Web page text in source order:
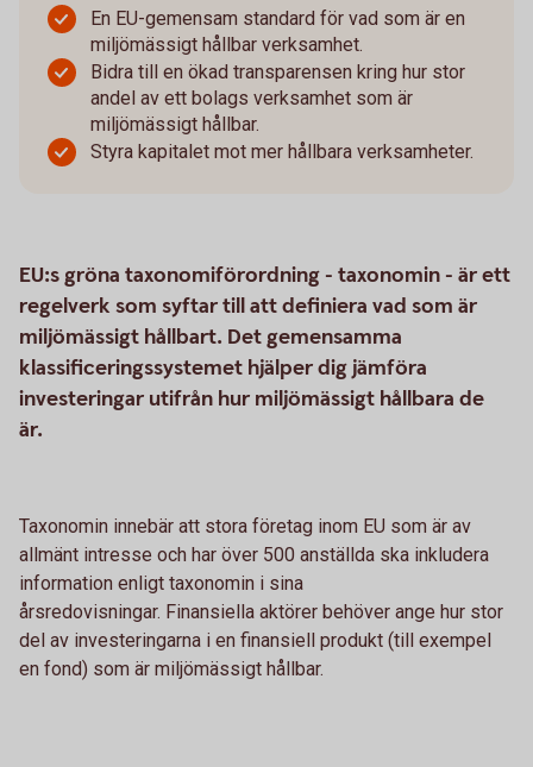
En EU-gemensam standard för vad som är en
miljömässigt hållbar verksamhet.
Bidra till en ökad transparensen kring hur stor
andel av ett bolags verksamhet som är
miljömässigt hållbar.
Styra kapitalet mot mer hållbara verksamheter.
EU:s gröna taxonomiförordning - taxonomin - är ett
regelverk som syftar till att definiera vad som är
miljömässigt hållbart. Det gemensamma
klassificeringssystemet hjälper dig jämföra
investeringar utifrån hur miljömässigt hållbara de
är.
Taxonomin innebär att stora företag inom EU som är av
allmänt intresse och har över 500 anställda ska inkludera
information enligt taxonomin i sina
årsredovisningar. Finansiella aktörer behöver ange hur stor
del av investeringarna i en finansiell produkt (till exempel
en fond) som är miljömässigt hållbar.